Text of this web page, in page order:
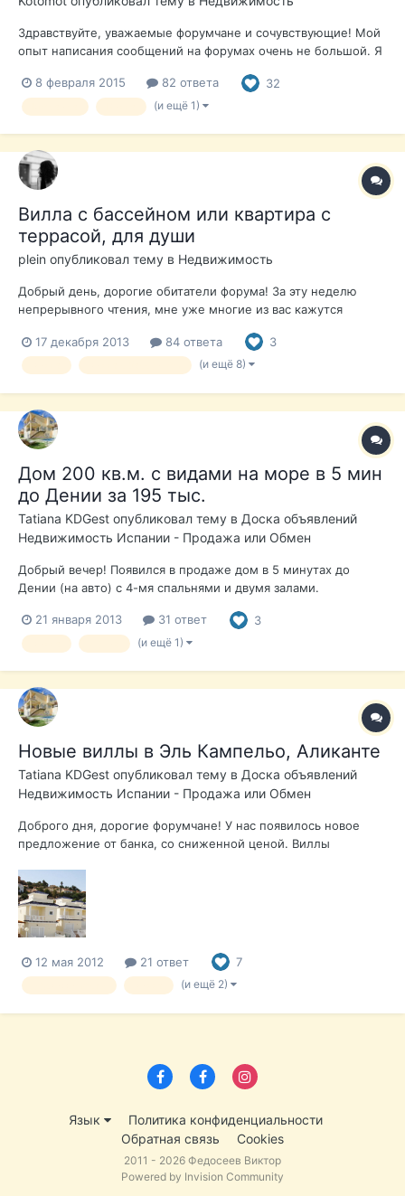
Здравствуйте, уважаемые форумчане и сочувствующие! Мой
опыт написания сообщений на форумах очень не большой. Я
раз, видимо пришло и мое время. Хочу поделиться нашим
опытом покупки виллы с видом на море прошлой осенью.
8 февраля 2015 82 ответа 32
(и ещё 1)
Вилла с бассейном или квартира с
террасой, для души
plein опубликовал тему в Недвижимость
Добрый день, дорогие обитатели форума! За эту неделю
непрерывного чтения, мне уже многие из вас кажутся
мир - испанский. Поделитесь, пожалуйста, аргументами по
выбору места обитания на зимние месяцы, с возможностью
17 декабря 2013 84 ответа 3
(и ещё 8)
Дом 200 кв.м. с видами на море в 5 мин
до Дении за 195 тыс.
Tatiana KDGest опубликовал тему в Доска объявлений
Недвижимость Испании - Продажа или Обмен
Добрый вечер! Появился в продаже дом в 5 минутах до
Дении (на авто) с 4-мя спальнями и двумя залами.
такие редкость для Испании. В целом в очень приличном
состоянии и требует минимальных вложений. Подробнее и
21 января 2013 31 ответ 3
(и ещё 1)
Новые виллы в Эль Кампельо, Аликанте
Tatiana KDGest опубликовал тему в Доска объявлений
Недвижимость Испании - Продажа или Обмен
Доброго дня, дорогие форумчане! У нас появилось новое
предложение от банка, со сниженной ценой. Виллы
привилегированной зоне Комета Фума, между Аликанте (13
км) и Бенидормом (25 км) и в непосредственной близости от
города Кампельо. Жилой ко...
12 мая 2012 21 ответ 7
(и ещё 2)
Язык
Политика конфиденциальности
Обратная связь
Cookies
2011 - 2026 Федосеев Виктор
Powered by Invision Community